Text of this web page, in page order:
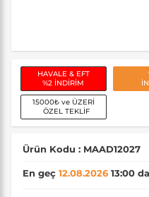
HAVALE & EFT
%2 İNDİRİM
15000₺ ve ÜZERİ
ÖZEL TEKLİF
Ürün Kodu : MAAD12027
En geç 12.08.2026 13:00